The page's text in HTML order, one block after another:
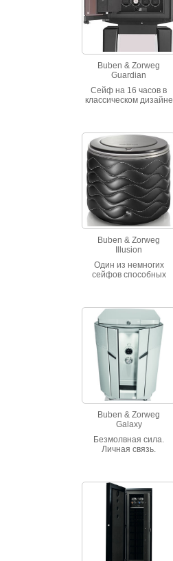
Buben & Zorweg
Guardian
Сейф на 16 часов в
классическом дизайне
Толстое закаленное
стекло оберегает
содержимое от
любопытных взглядов.
Электронный замок. SI-
40 опционально.
Buben & Zorweg
Illusion
Один из немногих
сейфов способных
отпечатка пальца или
чип транспондера.
Внутреннее
пространство
элегантно
поднимается,
представляя взору
содержимое.
Buben & Zorweg
Galaxy
Безмолвная сила.
Личная связь.
нуждаются в защите, их
достойны видеть лишь
избранные. Сейф
GALA XY послужит
идеальным
обрамлением для
исключительных
ценностей